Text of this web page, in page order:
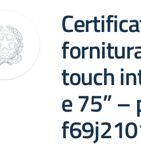
touch
e 75”